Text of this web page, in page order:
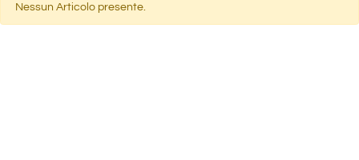
Nessun Articolo presente.